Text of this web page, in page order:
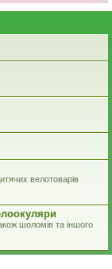
велотоварів
шоломів та іншого